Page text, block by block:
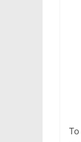
Το